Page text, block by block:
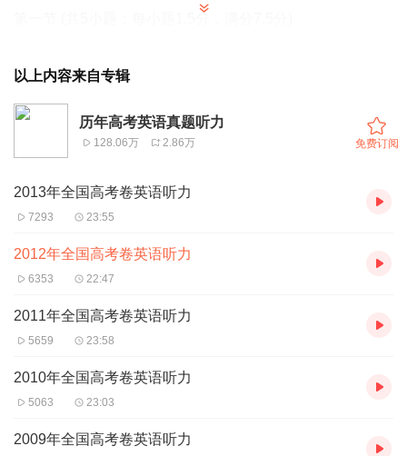
的A、B、C三个选项中选出最佳选项。听完每段对话后，你
都有10秒钟的时间来回答有关小题和阅读下一小题。每段对
话仅读一遍。
例：How much is the shirt?
A. £19.15. B. £9.18. C. £9.15.
答案是C。
1. Where does this conversation probably take place?
A．In a bookstore.
B. In a classroom.
C. In a library.
A. Their friend Jane.
以上内容来自专辑
历年高考英语真题听力
128.06万 2.86万 免费订阅
2013年全国高考卷英语听力
7293 23:55
2012年全国高考卷英语听力
6353 22:47
2011年全国高考卷英语听力
5659 23:58
2010年全国高考卷英语听力
5063 23:03
2009年全国高考卷英语听力